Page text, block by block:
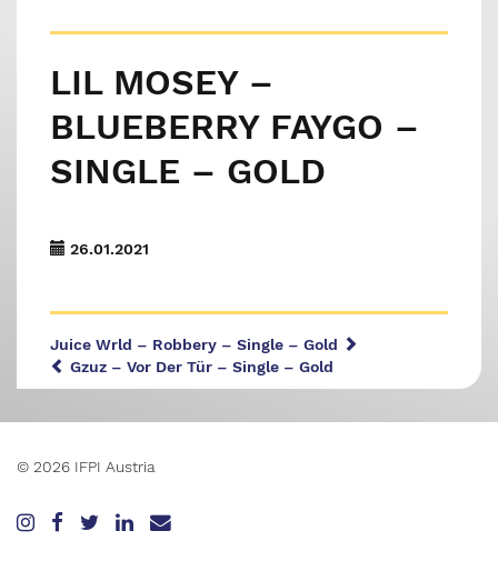
LIL MOSEY –
BLUEBERRY FAYGO –
SINGLE – GOLD
26.01.2021
Juice Wrld – Robbery – Single – Gold
Gzuz – Vor Der Tür – Single – Gold
© 2026 IFPI Austria